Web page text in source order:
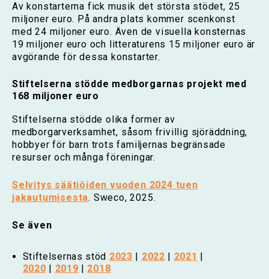
Av konstarterna fick musik det största stödet, 25
miljoner euro. På andra plats kommer scenkonst
med 24 miljoner euro. Även de visuella konsternas
19 miljoner euro och litteraturens 15 miljoner euro är
avgörande för dessa konstarter.
Stiftelserna stödde medborgarnas projekt med
168 miljoner euro
Stiftelserna stödde olika former av
medborgarverksamhet, såsom frivillig sjöräddning,
hobbyer för barn trots familjernas begränsade
resurser och många föreningar.
Selvitys säätiöiden vuoden 2024 tuen
jakautumisesta. Sweco, 2025.
Se även
Stiftelsernas stöd 2023 | 2022 | 2021 |
2020 | 2019 | 2018